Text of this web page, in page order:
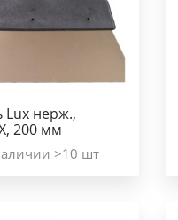
Lux нерж.,
200 мм
>10 шт